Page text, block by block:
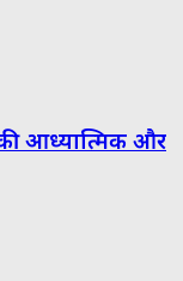
आध्यात्मिक और